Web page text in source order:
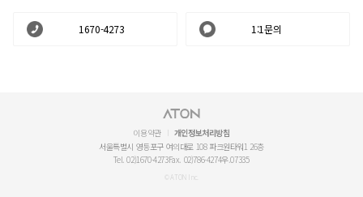
1670-4273 1:1문의
이용약관
개인정보처리방침
서울특별시 영등포구 여의대로 108 파크원타워1 26층
Tel. 02)1670-4273Fax. 02)786-4274우.07335
© ATON Inc.